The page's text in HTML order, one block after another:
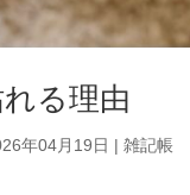
る理由
年04月19日 |雑記帳